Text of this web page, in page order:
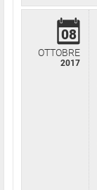
08
OTTOBRE
2017